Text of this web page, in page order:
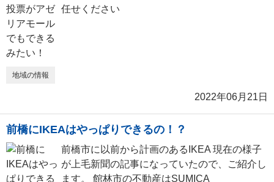
任せください
地域の情報
2022年06月21日
前橋にIKEAはやっぱりできるの！？
前橋市に以前から計画のあるIKEA 現在の様子
が上毛新聞の記事になっていたので、ご紹介し
ます。 館林市の不動産はSUMICA